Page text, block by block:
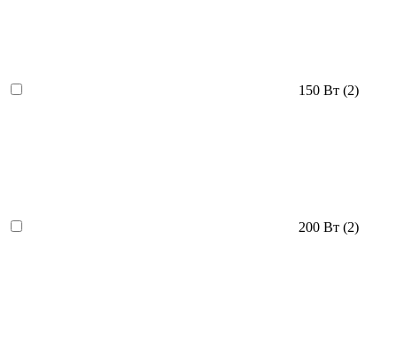
150 Вт (2)
200 Вт (2)